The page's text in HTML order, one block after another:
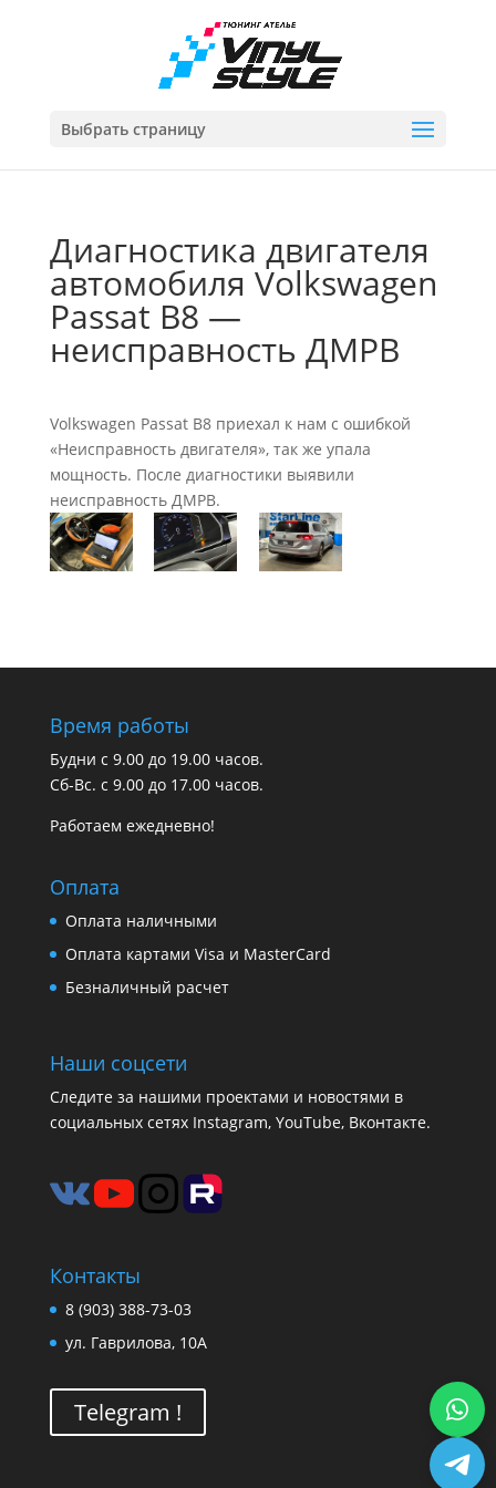
Выбрать страницу
Диагностика двигателя
автомобиля Volkswagen
Passat B8 —
неисправность ДМРВ
Volkswagen Passat B8 приехал к нам с ошибкой
«Неисправность двигателя», так же упала
мощность. После диагностики выявили
неисправность ДМРВ.
Время работы
Будни с 9.00 до 19.00 часов.
Сб-Вс. с 9.00 до 17.00 часов.
Работаем ежедневно!
Оплата
Оплата наличными
Оплата картами Visa и MasterCard
Безналичный расчет
Наши соцсети
Следите за нашими проектами и новостями в
социальных сетях Instagram, YouTube, Вконтакте.
Контакты
8 (903) 388-73-03
ул. Гаврилова, 10А
Telegram !